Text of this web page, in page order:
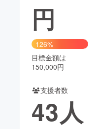
CAMPFIRE Creation
コミュニティ
円
126%
目標金額は
150,000円
支援者数
43人